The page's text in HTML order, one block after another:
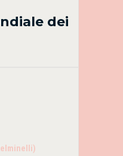
dei